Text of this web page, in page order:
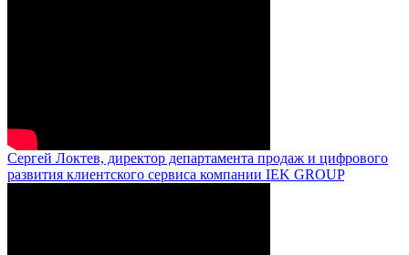
Сергей Локтев, директор департамента продаж и цифрового
развития клиентского сервиса компании IEK GROUP